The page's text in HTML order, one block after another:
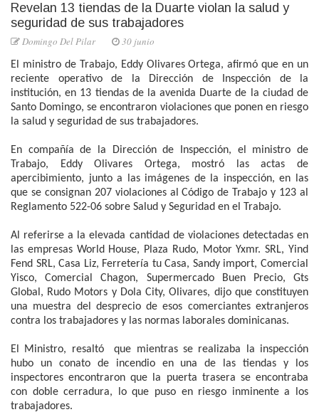
Revelan 13 tiendas de la Duarte violan la salud y
seguridad de sus trabajadores
Domingo Del Pilar 30 junio
El ministro de Trabajo, Eddy Olivares Ortega, afirmó que en un
reciente operativo de la Dirección de Inspección de la
institución, en 13 tiendas de la avenida Duarte de la ciudad de
Santo Domingo, se encontraron violaciones que ponen en riesgo
la salud y seguridad de sus trabajadores.
En compañía de la Dirección de Inspección, el ministro de
Trabajo, Eddy Olivares Ortega, mostró las actas de
apercibimiento, junto a las imágenes de la inspección, en las
que se consignan 207 violaciones al Código de Trabajo y 123 al
Reglamento 522-06 sobre Salud y Seguridad en el Trabajo.
Al referirse a la elevada cantidad de violaciones detectadas en
las empresas World House, Plaza Rudo, Motor Yxmr. SRL, Yind
Fend SRL, Casa Liz, Ferretería tu Casa, Sandy import, Comercial
Yisco, Comercial Chagon, Supermercado Buen Precio, Gts
Global, Rudo Motors y Dola City, Olivares, dijo que constituyen
una muestra del desprecio de esos comerciantes extranjeros
contra los trabajadores y las normas laborales dominicanas.
El Ministro, resaltó que mientras se realizaba la inspección
hubo un conato de incendio en una de las tiendas y los
inspectores encontraron que la puerta trasera se encontraba
con doble cerradura, lo que puso en riesgo inminente a los
trabajadores.